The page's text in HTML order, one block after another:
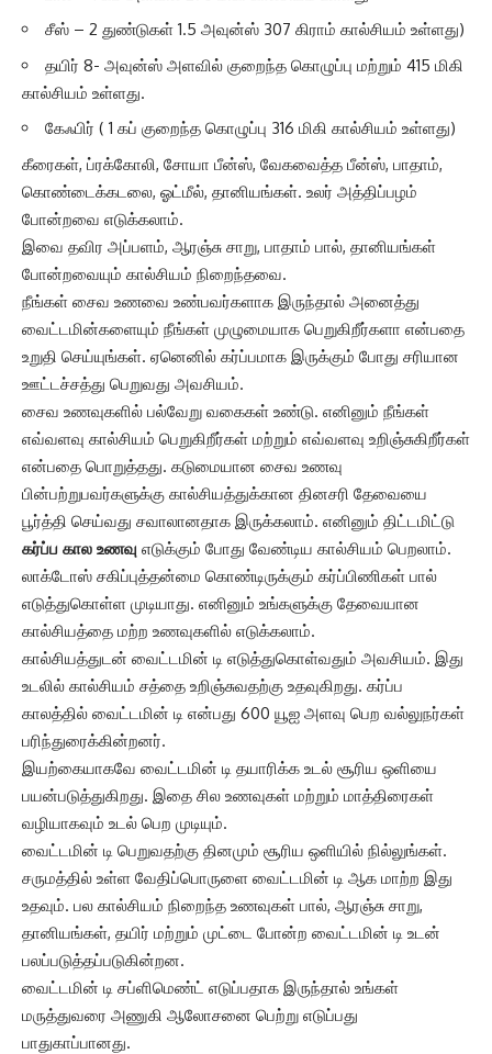
சீஸ் – 2 துண்டுகள் 1.5 அவுன்ஸ் 307 கிராம் கால்சியம் உள்ளது)
தயிர் 8- அவுன்ஸ் அளவில் குறைந்த கொழுப்பு மற்றும் 415 மிகி
கால்சியம் உள்ளது.
கேஃபிர் ( 1 கப் குறைந்த கொழுப்பு 316 மிகி கால்சியம் உள்ளது)
கீரைகள், ப்ரக்கோலி, சோயா பீன்ஸ், வேகவைத்த பீன்ஸ், பாதாம்,
கொண்டைக்கடலை, ஓட்மீல், தானியங்கள். உலர் அத்திப்பழம்
போன்றவை எடுக்கலாம்.
இவை தவிர அப்பளம், ஆரஞ்சு சாறு, பாதாம் பால், தானியங்கள்
போன்றவையும் கால்சியம் நிறைந்தவை.
நீங்கள் சைவ உணவை உண்பவர்களாக இருந்தால் அனைத்து
வைட்டமின்களையும் நீங்கள் முழுமையாக பெறுகிறீர்களா என்பதை
உறுதி செய்யுங்கள். ஏனெனில் கர்ப்பமாக இருக்கும் போது சரியான
ஊட்டச்சத்து பெறுவது அவசியம்.
சைவ உணவுகளில் பல்வேறு வகைகள் உண்டு. எனினும் நீங்கள்
எவ்வளவு கால்சியம் பெறுகிறீர்கள் மற்றும் எவ்வளவு உறிஞ்சுகிறீர்கள்
என்பதை பொறுத்தது. கடுமையான சைவ உணவு
பின்பற்றுபவர்களுக்கு கால்சியத்துக்கான தினசரி தேவையை
பூர்த்தி செய்வது சவாலானதாக இருக்கலாம். எனினும் திட்டமிட்டு
கர்ப்ப கால உணவு எடுக்கும் போது வேண்டிய கால்சியம் பெறலாம்.
லாக்டோஸ் சகிப்புத்தன்மை கொண்டிருக்கும் கர்ப்பிணிகள் பால்
எடுத்துகொள்ள முடியாது. எனினும் உங்களுக்கு தேவையான
கால்சியத்தை மற்ற உணவுகளில் எடுக்கலாம்.
கால்சியத்துடன் வைட்டமின் டி எடுத்துகொள்வதும் அவசியம். இது
உடலில் கால்சியம் சத்தை உறிஞ்சுவதற்கு உதவுகிறது. கர்ப்ப
காலத்தில் வைட்டமின் டி என்பது 600 யூஐ அளவு பெற வல்லுநர்கள்
பரிந்துரைக்கின்றனர்.
இயற்கையாகவே வைட்டமின் டி தயாரிக்க உடல் சூரிய ஒளியை
பயன்படுத்துகிறது. இதை சில உணவுகள் மற்றும் மாத்திரைகள்
வழியாகவும் உடல் பெற முடியும்.
வைட்டமின் டி பெறுவதற்கு தினமும் சூரிய ஒளியில் நில்லுங்கள்.
சருமத்தில் உள்ள வேதிப்பொருளை வைட்டமின் டி ஆக மாற்ற இது
உதவும். பல கால்சியம் நிறைந்த உணவுகள் பால், ஆரஞ்சு சாறு,
தானியங்கள், தயிர் மற்றும் முட்டை போன்ற வைட்டமின் டி உடன்
பலப்படுத்தப்படுகின்றன.
வைட்டமின் டி சப்ளிமெண்ட் எடுப்பதாக இருந்தால் உங்கள்
மருத்துவரை அணுகி ஆலோசனை பெற்று எடுப்பது
பாதுகாப்பானது.